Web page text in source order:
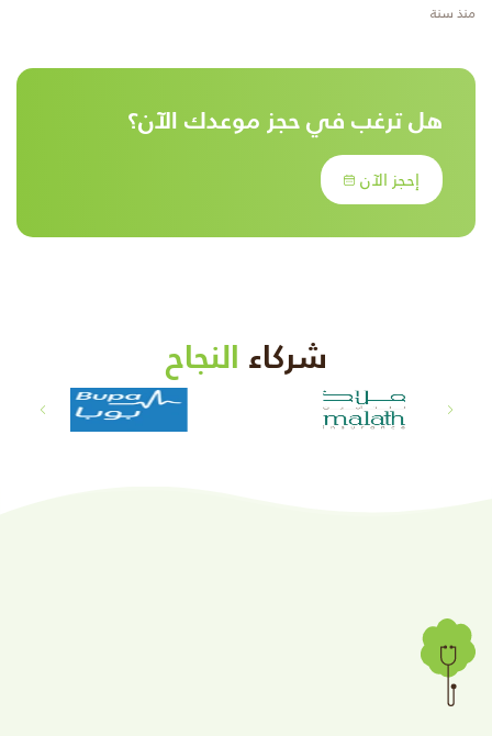
منذ سنة
هل ترغب في حجز موعدك الآن؟
إحجز الآن
شركاء النجاح